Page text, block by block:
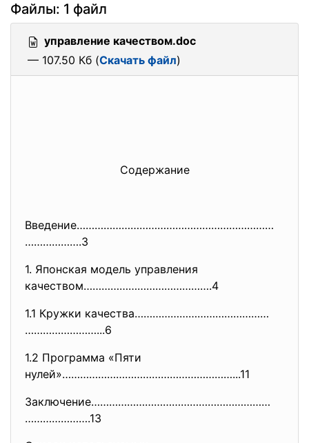
Файлы: 1 файл
управление качеством.doc
— 107.50 Кб (Скачать файл)
Содержание
Введение…………………………………………………………
……………….3
1. Японская модель управления
качеством…………………………………….4
1.1 Кружки качества………………………………………
……………………...6
1.2 Программа «Пяти
нулей»…………………………………………………...11
Заключение……………………………………………………
………………….13